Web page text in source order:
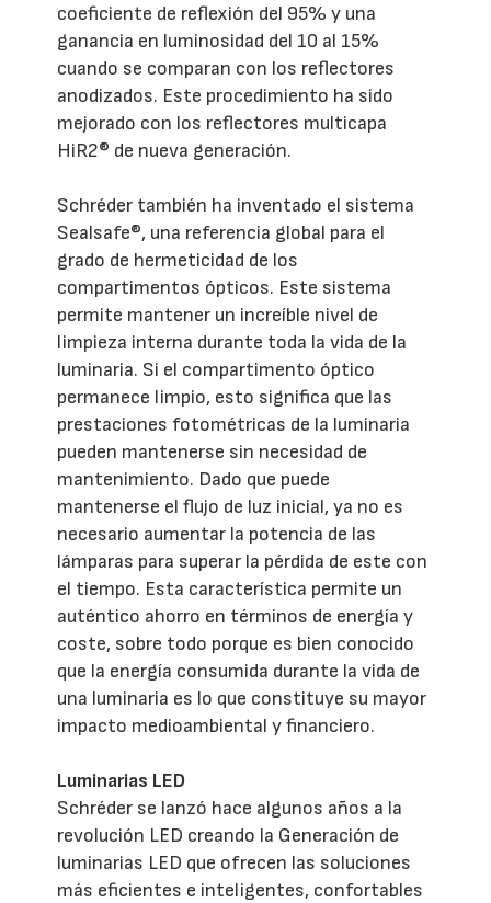
coeficiente de reflexión del 95% y una
ganancia en luminosidad del 10 al 15%
cuando se comparan con los reflectores
anodizados. Este procedimiento ha sido
mejorado con los reflectores multicapa
HiR2® de nueva generación.
Schréder también ha inventado el sistema
Sealsafe®, una referencia global para el
grado de hermeticidad de los
compartimentos ópticos. Este sistema
permite mantener un increíble nivel de
limpieza interna durante toda la vida de la
luminaria. Si el compartimento óptico
permanece limpio, esto significa que las
prestaciones fotométricas de la luminaria
pueden mantenerse sin necesidad de
mantenimiento. Dado que puede
mantenerse el flujo de luz inicial, ya no es
necesario aumentar la potencia de las
lámparas para superar la pérdida de este con
el tiempo. Esta característica permite un
auténtico ahorro en términos de energía y
coste, sobre todo porque es bien conocido
que la energía consumida durante la vida de
una luminaria es lo que constituye su mayor
impacto medioambiental y financiero.
Luminarias LED
Schréder se lanzó hace algunos años a la
revolución LED creando la Generación de
luminarias LED que ofrecen las soluciones
más eficientes e inteligentes, confortables